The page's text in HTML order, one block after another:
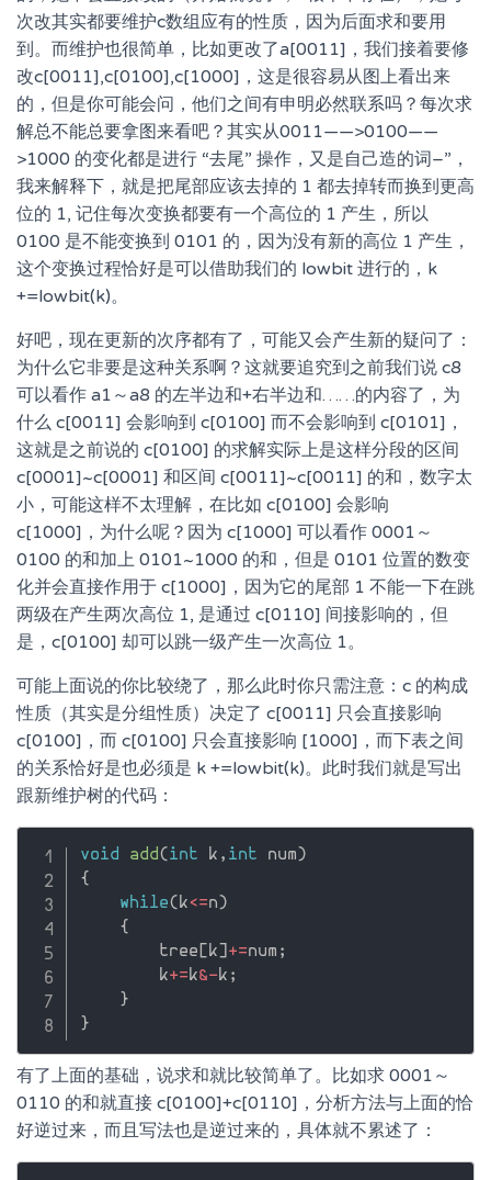
次改其实都要维护c数组应有的性质，因为后面求和要用
到。而维护也很简单，比如更改了a[0011]，我们接着要修
改c[0011],c[0100],c[1000]，这是很容易从图上看出来
的，但是你可能会问，他们之间有申明必然联系吗？每次求
解总不能总要拿图来看吧？其实从0011——>0100——
>1000 的变化都是进行 “去尾” 操作，又是自己造的词–”，
我来解释下，就是把尾部应该去掉的 1 都去掉转而换到更高
位的 1, 记住每次变换都要有一个高位的 1 产生，所以
0100 是不能变换到 0101 的，因为没有新的高位 1 产生，
这个变换过程恰好是可以借助我们的 lowbit 进行的，k
+=lowbit(k)。
好吧，现在更新的次序都有了，可能又会产生新的疑问了：
为什么它非要是这种关系啊？这就要追究到之前我们说 c8
可以看作 a1～a8 的左半边和+右半边和……的内容了，为
什么 c[0011] 会影响到 c[0100] 而不会影响到 c[0101]，
这就是之前说的 c[0100] 的求解实际上是这样分段的区间
c[0001]~c[0001] 和区间 c[0011]~c[0011] 的和，数字太
小，可能这样不太理解，在比如 c[0100] 会影响
c[1000]，为什么呢？因为 c[1000] 可以看作 0001～
0100 的和加上 0101~1000 的和，但是 0101 位置的数变
化并会直接作用于 c[1000]，因为它的尾部 1 不能一下在跳
两级在产生两次高位 1, 是通过 c[0110] 间接影响的，但
是，c[0100] 却可以跳一级产生一次高位 1。
可能上面说的你比较绕了，那么此时你只需注意：c 的构成
性质（其实是分组性质）决定了 c[0011] 只会直接影响
c[0100]，而 c[0100] 只会直接影响 [1000]，而下表之间
的关系恰好是也必须是 k +=lowbit(k)。此时我们就是写出
跟新维护树的代码：
void add ( int k , int num )
{
while( k<=n )
{
        tree
k +=num ;
        k
+= k&- k ;
}
}
有了上面的基础，说求和就比较简单了。比如求 0001～
0110 的和就直接 c[0100]+c[0110]，分析方法与上面的恰
好逆过来，而且写法也是逆过来的，具体就不累述了：